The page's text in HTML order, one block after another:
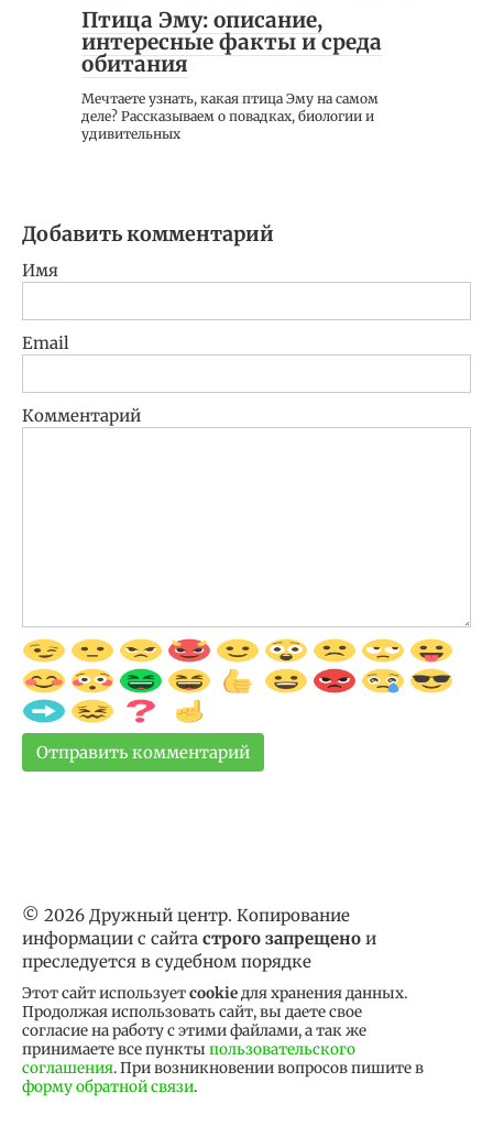
Птица Эму: описание,
интересные факты и среда
обитания
Мечтаете узнать, какая птица Эму на самом
деле? Рассказываем о повадках, биологии и
удивительных
Добавить комментарий
Имя
Email
Комментарий
© 2026 Дружный центр. Копирование
информации с сайта строго запрещено и
преследуется в судебном порядке
Этот сайт используетcookieдля хранения данных.
Продолжая использовать сайт, вы даете свое
согласие на работу с этими файлами, а так же
принимаете все пункты пользовательского
соглашения. При возникновении вопросов пишите в
форму обратной связи.